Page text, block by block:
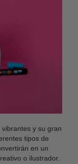
y su gran
tipos de
en un
o ilustrador.